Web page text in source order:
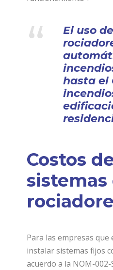
“
El uso
hasta el
Costos
sistemas
Para las empresas que
instalar sistemas fijos
acuerdo a la NOM-002-